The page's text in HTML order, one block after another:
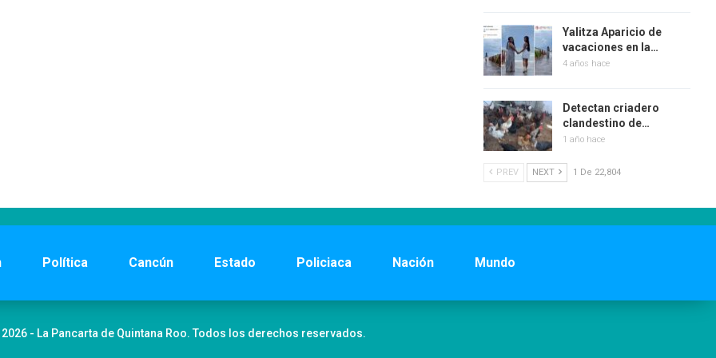
Yalitza Aparicio de
vacaciones en la…
4 años hace
Detectan criadero
clandestino de…
1 año hace
PREV NEXT 1 De 22,804
Política Cancún Estado Policiaca Nación Mundo
- La Pancarta de Quintana Roo. Todos los derechos reservados.